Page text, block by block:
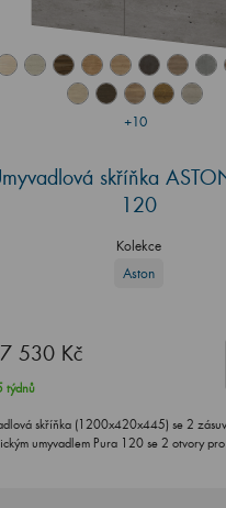
+10
skříňka
120
Kolekce
Aston
530 Kč
týdnů
skříňka (1200x420x445) se 2
umyvadlem Pura 120 se 2 otvory